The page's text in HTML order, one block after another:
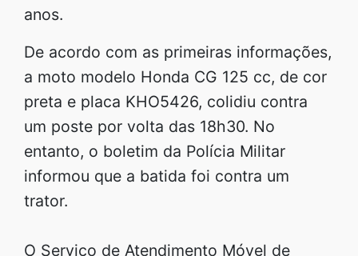
anos.
De acordo com as primeiras informações,
a moto modelo Honda CG 125 cc, de cor
preta e placa KHO5426, colidiu contra
um poste por volta das 18h30. No
entanto, o boletim da Polícia Militar
informou que a batida foi contra um
trator.
O Serviço de Atendimento Móvel de